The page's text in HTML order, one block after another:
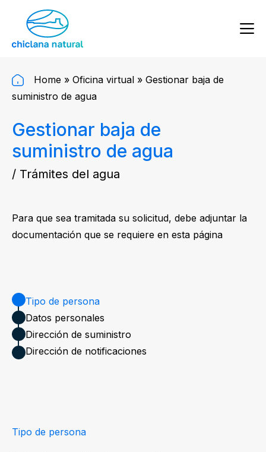
Home » Oficina virtual » Gestionar baja de
suministro de agua
Gestionar baja de
suministro de agua
/ Trámites del agua
Para que sea tramitada su solicitud, debe adjuntar la
documentación que se requiere en esta página
Tipo de persona
Datos personales
Dirección de suministro
Dirección de notificaciones
Tipo de persona